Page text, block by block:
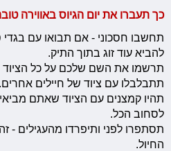
כך תעברו את יום הגיוס באווירה
תחשבו חסכוני - אם תבואו עם
להביא עוד זוג בתוך התיק.
תרשמו את השם שלכם על כל
תתבלבלו עם ציוד של חיילים אחרים.
תהיו קמצנים עם הציוד שאתם
לסחוב הכל.
תסתפרו לפני ותיפרדו מהעגילים -
החיול.